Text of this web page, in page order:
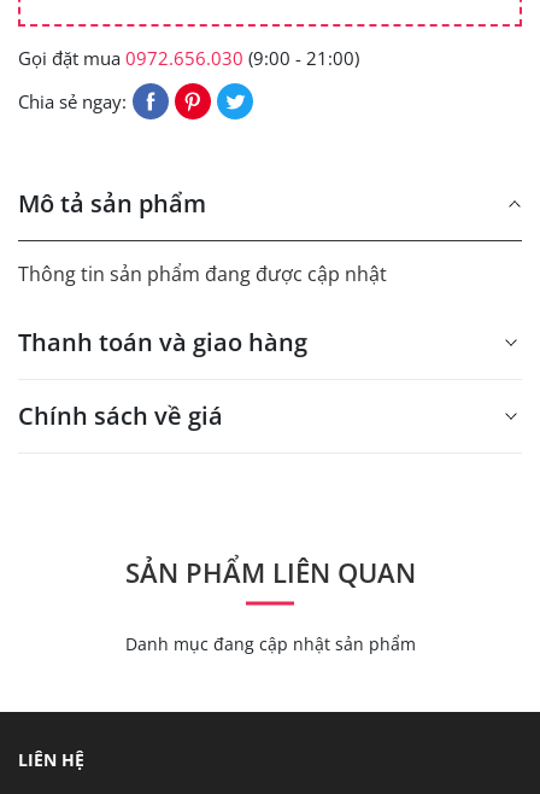
Gọi đặt mua 0972.656.030 (9:00 - 21:00)
Chia sẻ ngay:
Mô tả sản phẩm
Thông tin sản phẩm đang được cập nhật
Thanh toán và giao hàng
Chính sách về giá
Quý khách vui lòng liên hệ để có thông tin chính xác.
- Mẫu dưới 3000 giá chưa bao gồm bản đồ, quý khách
SẢN PHẨM LIÊN QUAN
Danh mục đang cập nhật sản phẩm
LIÊN HỆ